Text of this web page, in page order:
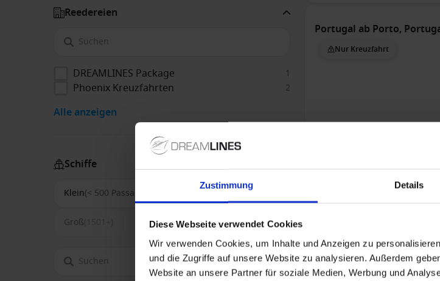
Zustimmung Details
Diese Webseite verwendet Cookies
Wir verwenden Cookies, um Inhalte und Anzeigen zu
und die Zugriffe auf unsere Website zu analysieren. Außerdem
Website an unsere Partner für soziale Medien, Werbung und
Reedereien
DREAMLINES Package 1
Phoenix Kreuzfahrten 2
Alle anzeigen
Schiffe
Klein(< 500 Passagiere) Mittel(500-1500)
Groß
Portugal ab Porto,
Nur Kreuzfahrt